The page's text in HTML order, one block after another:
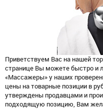
Приветствуем Вас на нашей
странице Вы можете быстро и
«Массажеры» у наших
цены на товарные позиции в
утверждены продавцами и
подходящую позицию, Вам